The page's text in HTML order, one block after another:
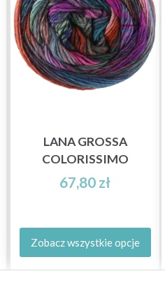
LANA GROSSA
COLORISSIMO
67,80 zł
Zobacz wszystkie opcje